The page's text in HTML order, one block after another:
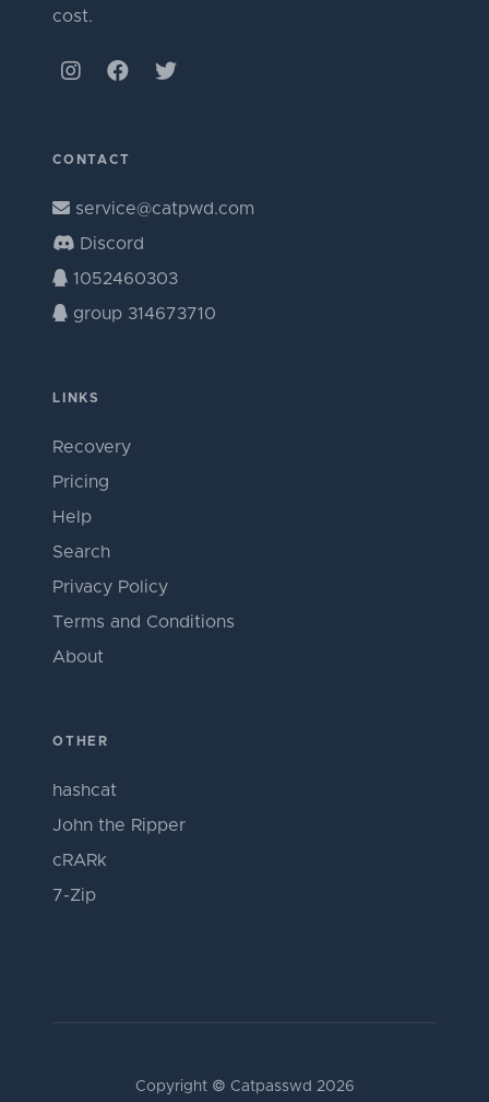
cost.
CONTACT
service@catpwd.com
Discord
1052460303
group 314673710
LINKS
Recovery
Pricing
Help
Search
Privacy Policy
Terms and Conditions
About
OTHER
hashcat
John the Ripper
cRARk
7-Zip
Copyright © Catpasswd 2026